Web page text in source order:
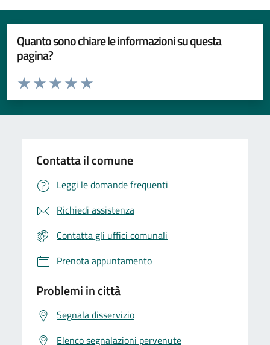
Quanto sono chiare le informazioni su questa
pagina?
Valuta da 1 a 5 stelle la pagina
Valuta 5 stelle su 5
Valuta 4 stelle su 5
Valuta 3 stelle su 5
Valuta 2 stelle su 5
Valuta 1 stelle su 5
Contatta il comune
Leggi le domande frequenti
Richiedi assistenza
Contatta gli uffici comunali
Prenota appuntamento
Problemi in città
Segnala disservizio
Elenco segnalazioni pervenute